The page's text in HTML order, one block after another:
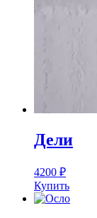
Дели
4200 ₽
Купить